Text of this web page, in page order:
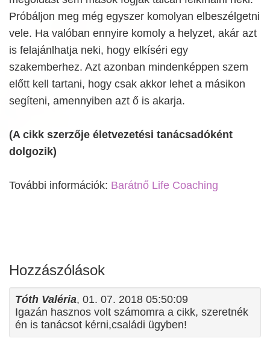
Próbáljon meg még egyszer komolyan elbeszélgetni
vele. Ha valóban ennyire komoly a helyzet, akár azt
is felajánlhatja neki, hogy elkíséri egy
szakemberhez. Azt azonban mindenképpen szem
előtt kell tartani, hogy csak akkor lehet a másikon
segíteni, amennyiben azt ő is akarja.
(A cikk szerzője életvezetési tanácsadóként
dolgozik)
További információk: Barátnő Life Coaching
Hozzászólások
Tóth Valéria, 01. 07. 2018 05:50:09
Igazán hasznos volt számomra a cikk, szeretnék
én is tanácsot kérni,családi ügyben!